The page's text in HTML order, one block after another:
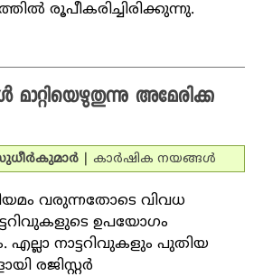
രൂപീകരിച്ചിരിക്കുന്നു.
മാറ്റിയെഴുതുന്നു അമേരിക്ക
കാര്‍ഷിക നയങ്ങള്‍
വരുന്നതോടെ വിവധ
ഉപയോഗം
എല്ലാ നാട്ടറിവുകളും പുതിയ
രജിസ്റ്റര്‍